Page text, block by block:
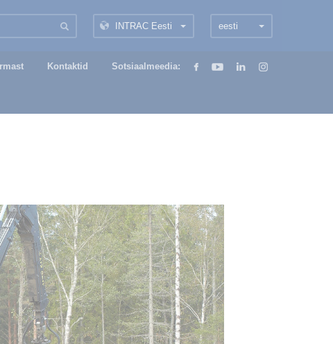
eesti
INTRAC Eesti
Kontaktid Sotsiaalmeedia: